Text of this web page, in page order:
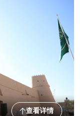
查看详情